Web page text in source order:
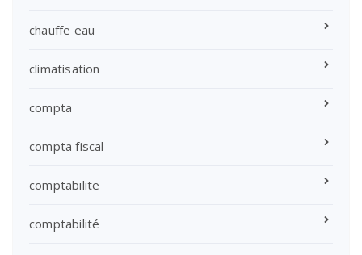
chauffe eau
climatisation
compta
compta fiscal
comptabilite
comptabilité